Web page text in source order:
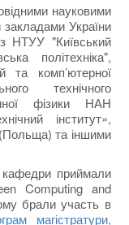
науковими
України
НТУУ "Київський
політехніка",
та комп’ютерної
технічного
фізики НАН
інститут»,
та іншими
кафедри приймали
Computing and
брали участь в
магістратури,